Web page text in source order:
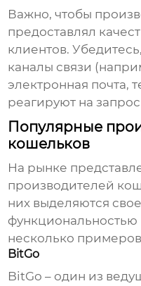
Важно, чтобы
предоставлял
клиентов.
каналы связи
электронная почта,
реагируют на
Популярные
кошельков
На рынке
производителей
них выделяются
функциональностью
несколько
BitGo
BitGo – один из